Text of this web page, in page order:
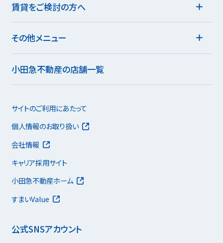
賃貸をご検討の方へ
その他メニュー
小田急不動産の店舗一覧
公式SNSアカウント
サイトのご利用にあたって
個人情報のお取り扱い
会社情報
キャリア採用サイト
小田急不動産ホーム
すまいValue